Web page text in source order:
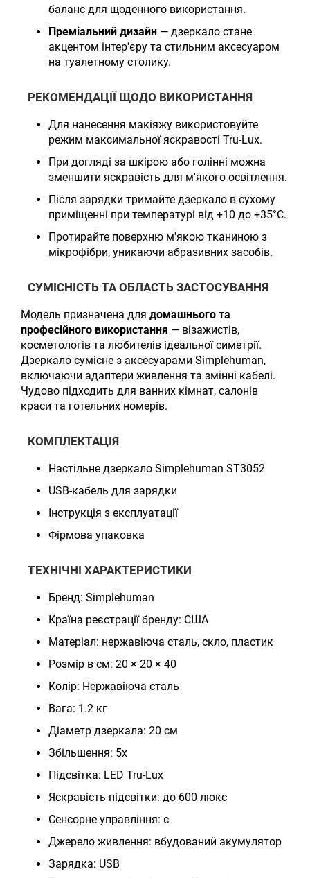
баланс для щоденного використання.
Преміальний дизайн — дзеркало стане
акцентом інтер'єру та стильним аксесуаром
на туалетному столику.
РЕКОМЕНДАЦІЇ ЩОДО ВИКОРИСТАННЯ
Для нанесення макіяжу використовуйте
режим максимальної яскравості Tru-Lux.
При догляді за шкірою або голінні можна
зменшити яскравість для м'якого освітлення.
Після зарядки тримайте дзеркало в сухому
приміщенні при температурі від +10 до +35°C.
Протирайте поверхню м'якою тканиною з
мікрофібри, уникаючи абразивних засобів.
СУМІСНІСТЬ ТА ОБЛАСТЬ ЗАСТОСУВАННЯ
Модель призначена для домашнього та
професійного використання — візажистів,
косметологів та любителів ідеальної симетрії.
Дзеркало сумісне з аксесуарами Simplehuman,
включаючи адаптери живлення та змінні кабелі.
Чудово підходить для ванних кімнат, салонів
краси та готельних номерів.
КОМПЛЕКТАЦІЯ
Настільне дзеркало Simplehuman ST3052
USB-кабель для зарядки
Інструкція з експлуатації
Фірмова упаковка
ТЕХНІЧНІ ХАРАКТЕРИСТИКИ
Бренд: Simplehuman
Країна реєстрації бренду: США
Матеріал: нержавіюча сталь, скло, пластик
Розмір в см: 20 × 20 × 40
Колір: Нержавіюча сталь
Вага: 1.2 кг
Діаметр дзеркала: 20 см
Збільшення: 5x
Підсвітка: LED Tru-Lux
Яскравість підсвітки: до 600 люкс
Сенсорне управління: є
Джерело живлення: вбудований акумулятор
Зарядка: USB